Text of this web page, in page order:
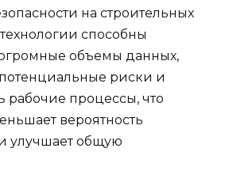
на строительных
способны
объемы данных,
риски и
рабочие процессы, что
вероятность
улучшает общую